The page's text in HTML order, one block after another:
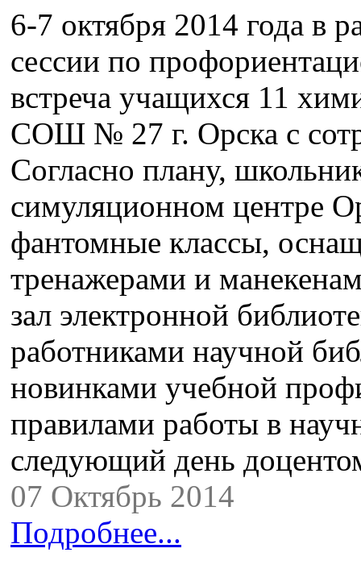
6-7 октября 2014 года в
сессии по
встреча учащихся 11
СОШ № 27 г. Орска с
Согласно плану,
симуляционном центре
фантомные классы,
тренажерами и
зал электронной
работниками научной
новинками учебной
правилами работы в
следующий день
07 Октябрь 2014
Подробнее...